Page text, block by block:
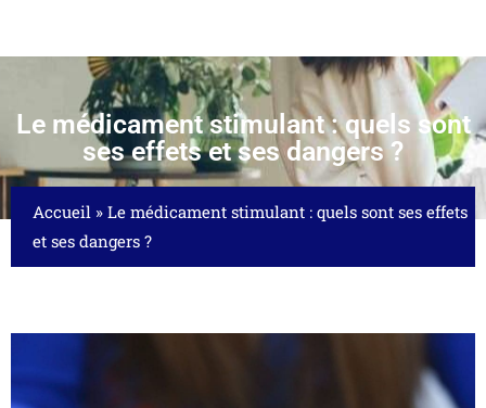
Le médicament stimulant : quels sont
ses effets et ses dangers ?
Accueil » Le médicament stimulant : quels sont ses effets
et ses dangers ?